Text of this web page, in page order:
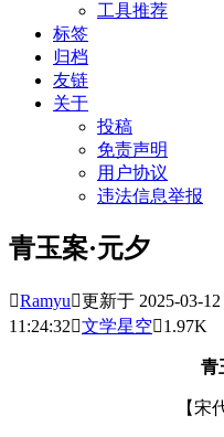
工具推荐
标签
归档
友链
关于
投稿
免责声明
用户协议
违法信息举报
青玉案·元夕
Ramyu更新于 2025-03-12
11:24:32文学星空1.97K
青
【宋